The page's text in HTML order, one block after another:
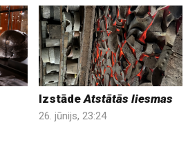
IzstādeAtstātās liesmas
26. jūnijs, 23:24